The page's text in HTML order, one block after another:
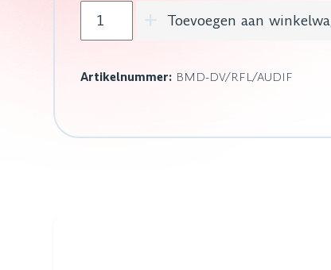
Blackmagic Design Fairlight Audio
Toevoegen aan
Artikelnummer: BMD-DV/RFL/AUDIF